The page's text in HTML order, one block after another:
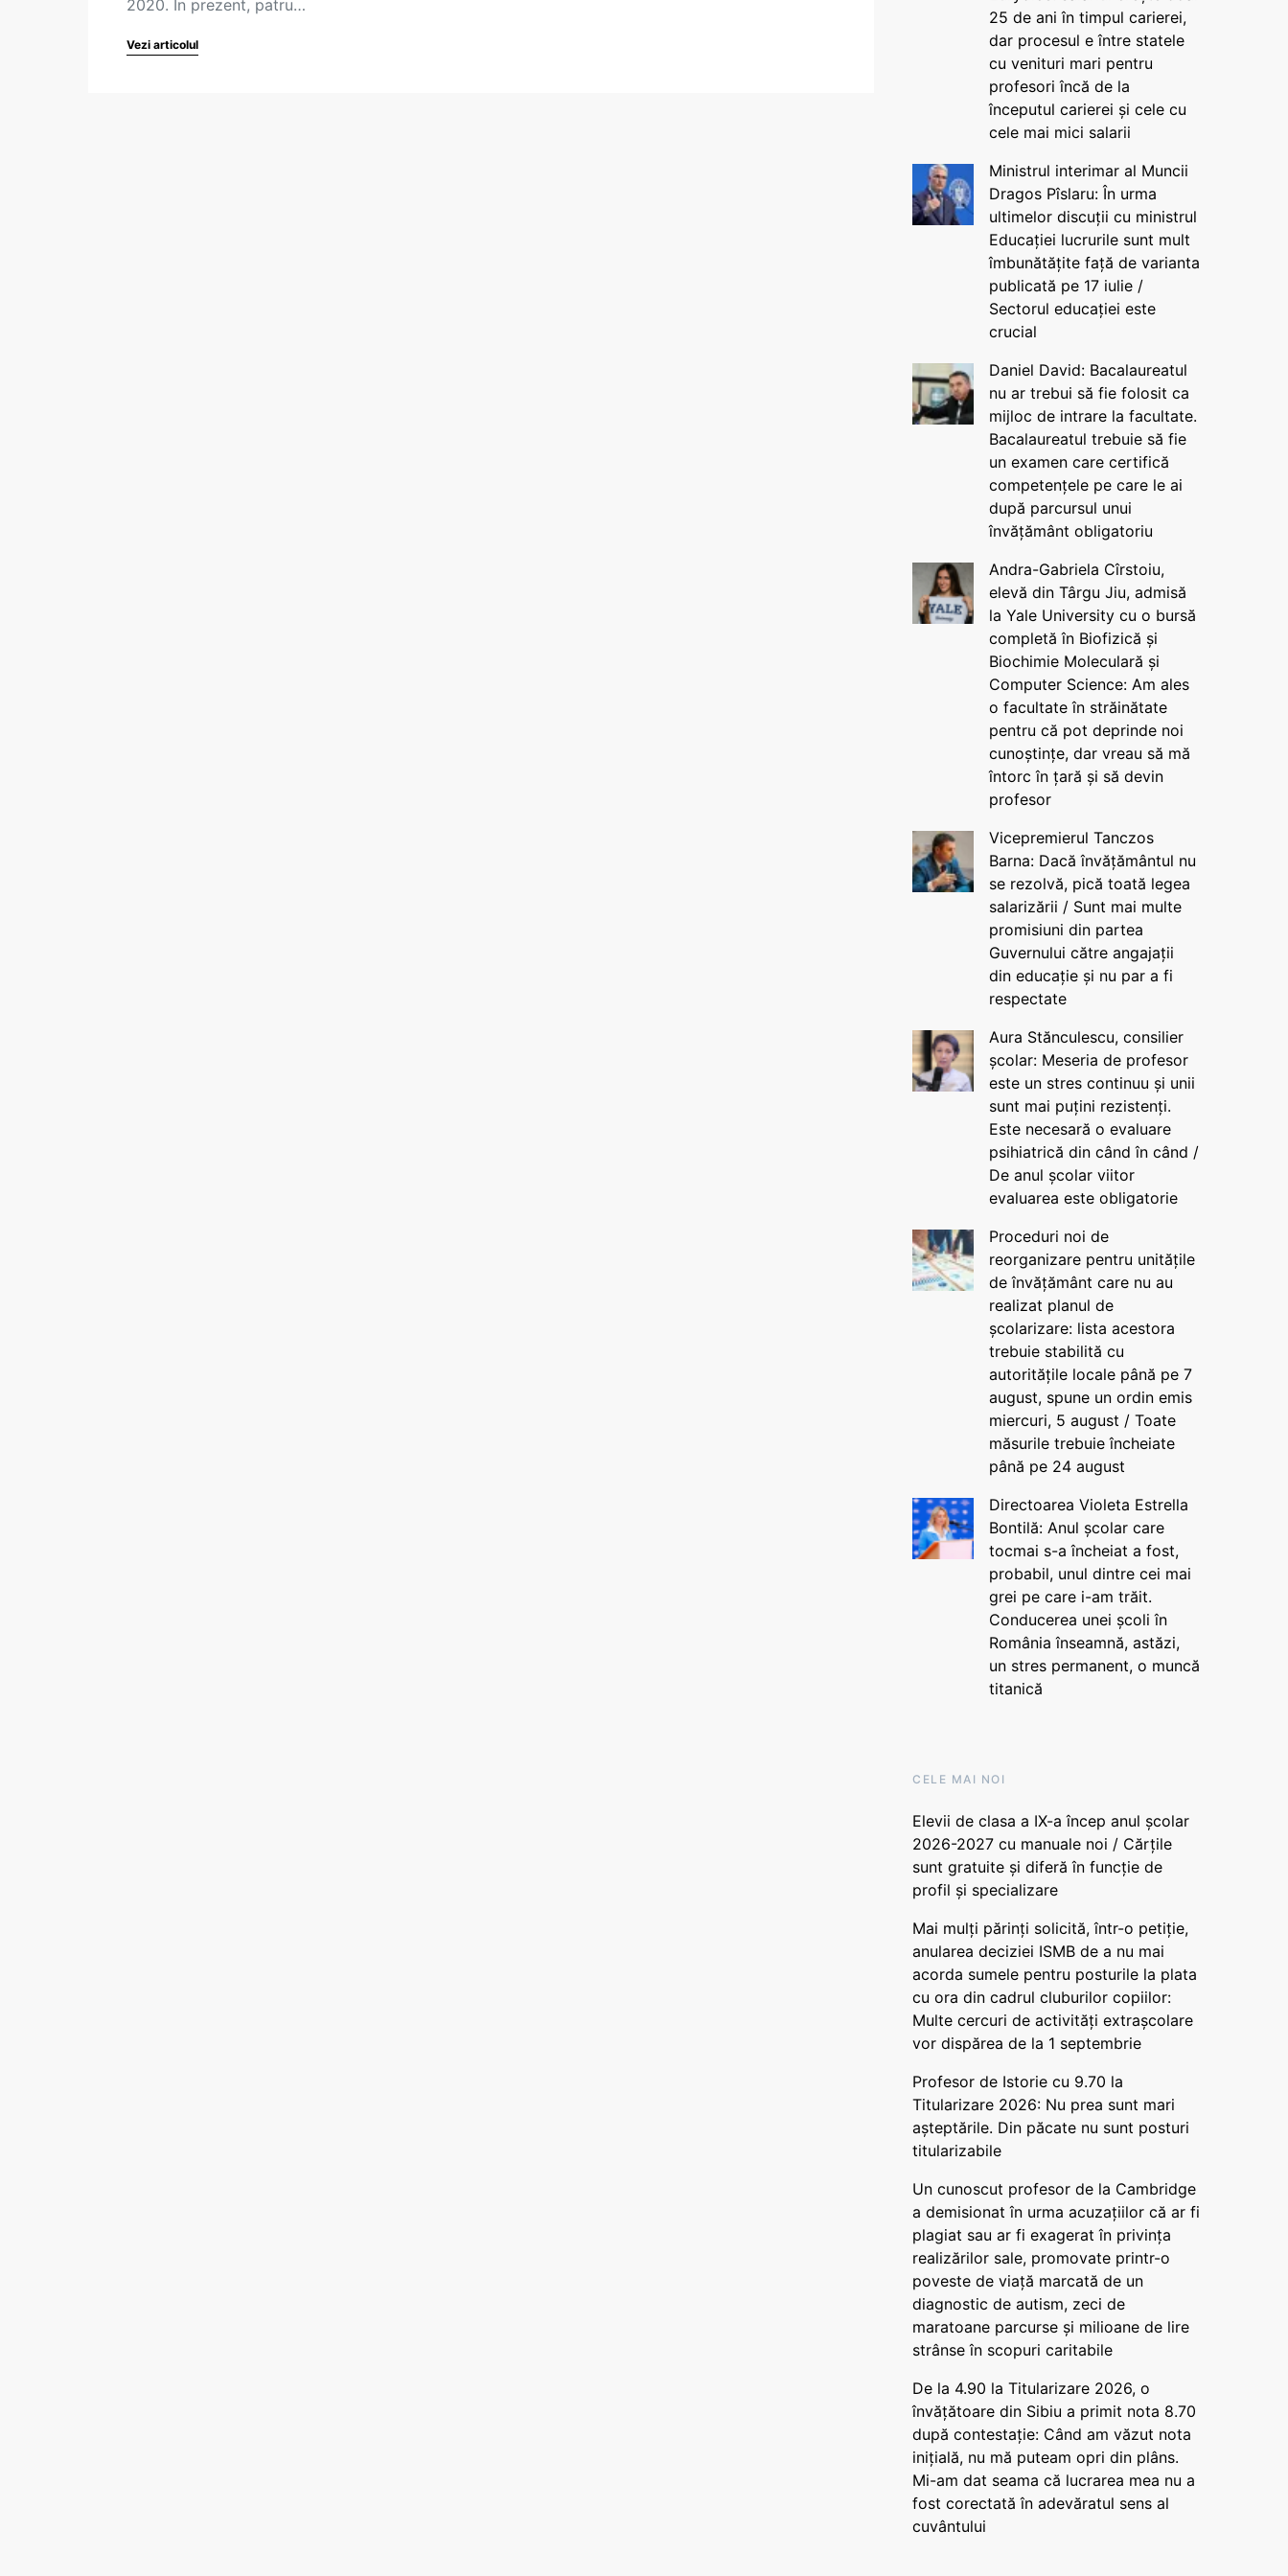
2020. În prezent, patru…
Vezi articolul
25 de ani în timpul carierei,
dar procesul e între statele
cu venituri mari pentru
profesori încă de la
începutul carierei și cele cu
cele mai mici salarii
Ministrul interimar al Muncii
Dragos Pîslaru: În urma
ultimelor discuții cu ministrul
Educației lucrurile sunt mult
îmbunătățite față de varianta
publicată pe 17 iulie /
Sectorul educației este
crucial
Daniel David: Bacalaureatul
nu ar trebui să fie folosit ca
mijloc de intrare la facultate.
Bacalaureatul trebuie să fie
un examen care certifică
competențele pe care le ai
după parcursul unui
învățământ obligatoriu
Andra-Gabriela Cîrstoiu,
elevă din Târgu Jiu, admisă
la Yale University cu o bursă
completă în Biofizică și
Biochimie Moleculară și
Computer Science: Am ales
o facultate în străinătate
pentru că pot deprinde noi
cunoștințe, dar vreau să mă
întorc în țară și să devin
profesor
Vicepremierul Tanczos
Barna: Dacă învățământul nu
se rezolvă, pică toată legea
salarizării / Sunt mai multe
promisiuni din partea
Guvernului către angajații
din educație și nu par a fi
respectate
Aura Stănculescu, consilier
școlar: Meseria de profesor
este un stres continuu și unii
sunt mai puțini rezistenți.
Este necesară o evaluare
psihiatrică din când în când /
De anul școlar viitor
evaluarea este obligatorie
Proceduri noi de
reorganizare pentru unitățile
de învățământ care nu au
realizat planul de
școlarizare: lista acestora
trebuie stabilită cu
autoritățile locale până pe 7
august, spune un ordin emis
miercuri, 5 august / Toate
măsurile trebuie încheiate
până pe 24 august
Directoarea Violeta Estrella
Bontilă: Anul școlar care
tocmai s-a încheiat a fost,
probabil, unul dintre cei mai
grei pe care i-am trăit.
Conducerea unei școli în
România înseamnă, astăzi,
un stres permanent, o muncă
titanică
CELE MAI NOI
Elevii de clasa a IX-a încep anul școlar
2026-2027 cu manuale noi / Cărțile
sunt gratuite și diferă în funcție de
profil și specializare
Mai mulți părinți solicită, într-o petiție,
anularea deciziei ISMB de a nu mai
acorda sumele pentru posturile la plata
cu ora din cadrul cluburilor copiilor:
Multe cercuri de activități extrașcolare
vor dispărea de la 1 septembrie
Profesor de Istorie cu 9.70 la
Titularizare 2026: Nu prea sunt mari
așteptările. Din păcate nu sunt posturi
titularizabile
Un cunoscut profesor de la Cambridge
a demisionat în urma acuzațiilor că ar fi
plagiat sau ar fi exagerat în privința
realizărilor sale, promovate printr-o
poveste de viață marcată de un
diagnostic de autism, zeci de
maratoane parcurse și milioane de lire
strânse în scopuri caritabile
De la 4.90 la Titularizare 2026, o
învățătoare din Sibiu a primit nota 8.70
după contestație: Când am văzut nota
inițială, nu mă puteam opri din plâns.
Mi-am dat seama că lucrarea mea nu a
fost corectată în adevăratul sens al
cuvântului